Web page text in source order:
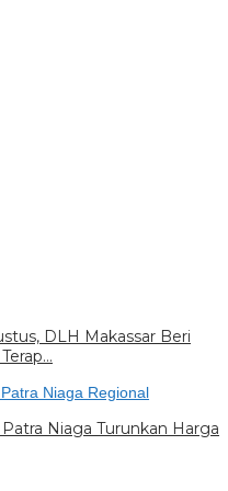
DLH Makassar Beri
Niaga Regional
Niaga Turunkan Harga